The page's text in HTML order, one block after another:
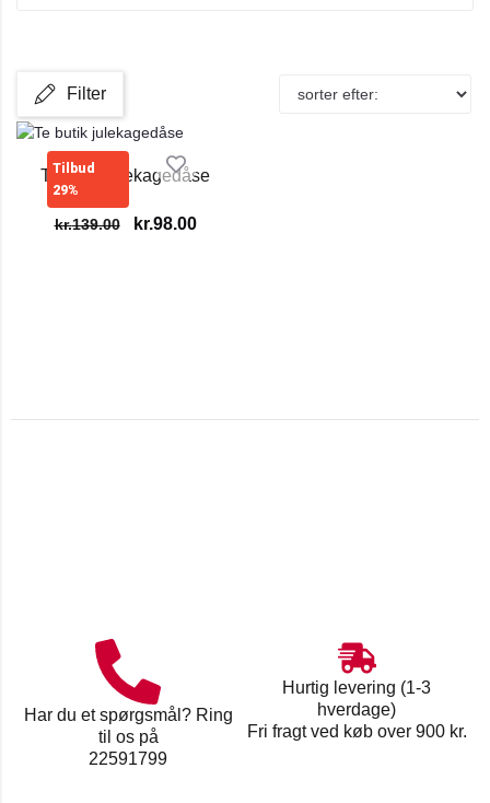
Filter
Tilbud
29%
Te butik julekagedåse
kr.139.00 kr.98.00
Har du et spørgsmål? Ring
til os på
22591799
Hurtig levering (1-3
hverdage)
Fri fragt ved køb over 900 kr.